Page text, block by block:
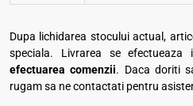
Dupa lichidarea stocului actual,
speciala. Livrarea se
efectuarea comenzii. Daca doriti
rugam sa ne contactati pentru